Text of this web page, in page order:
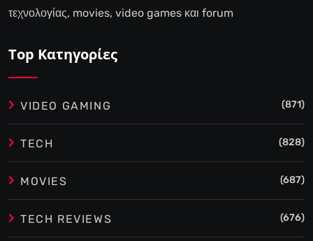
τεχνολογίας, movies, video games και forum
Top Κατηγορίες
VIDEO GAMING (871)
TECH (828)
MOVIES (687)
TECH REVIEWS (676)